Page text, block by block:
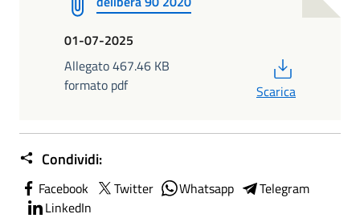
01-07-2025
Allegato 467.46 KB
formato pdf
Scarica
Condividi:
Facebook Twitter Whatsapp
Telegram
LinkedIn